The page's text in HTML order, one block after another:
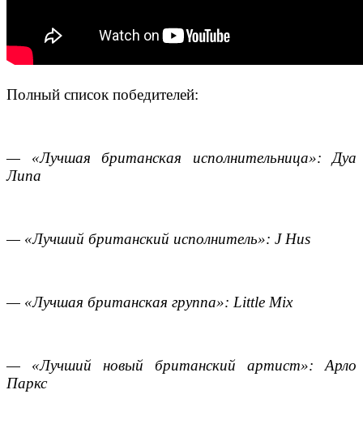
Полный список победителей:
— «Лучшая британская исполнительница»: Дуа
Липа
— «Лучший британский исполнитель»: J Hus
— «Лучшая британская группа»: Little Mix
— «Лучший новый британский артист»: Арло
Паркс